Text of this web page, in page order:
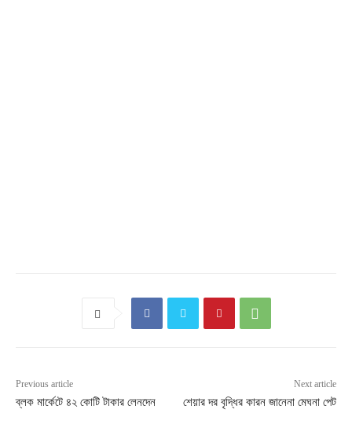
Previous article
ব্লক মার্কেটে ৪২ কোটি টাকার লেনদেন
Next article
শেয়ার দর বৃদ্ধির কারন জানেনা মেঘনা পেট